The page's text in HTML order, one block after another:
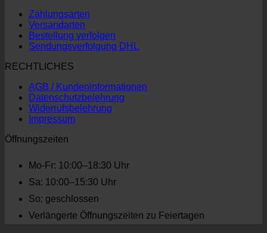
Zahlungsarten
Versandarten
Bestellung verfolgen
Sendungsverfolgung DHL
RECHTLICHES
AGB / Kundeninformationen
Datenschutzbelehrung
Widerrufsbelehrung
Impressum
Öffnungszeiten
Mo-Fr: 10:00–18:30 Uhr
Sa: 10:00–15:30 Uhr
So: geschlossen
Verlängerte Öffnungszeiten zu Feiertagen